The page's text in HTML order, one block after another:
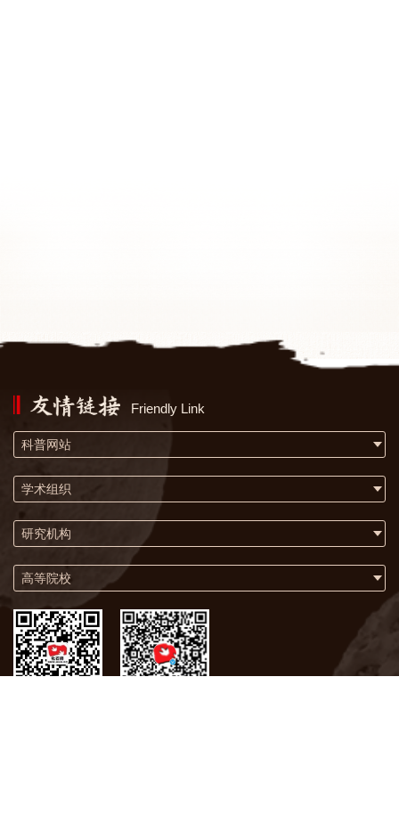
Friendly Link
科普网站
学术组织
研究机构
高等院校